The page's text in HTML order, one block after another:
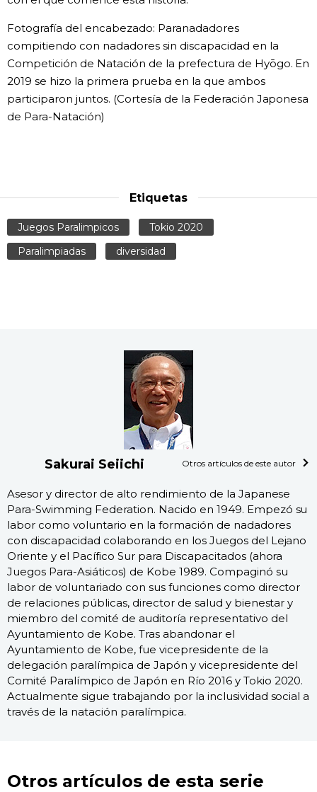
Fotografía del encabezado: Paranadadores
compitiendo con nadadores sin discapacidad en la
Competición de Natación de la prefectura de Hyōgo. En
2019 se hizo la primera prueba en la que ambos
participaron juntos. (Cortesía de la Federación Japonesa
de Para-Natación)
Etiquetas
Juegos Paralimpicos
Tokio 2020
Paralimpiadas
diversidad
Sakurai Seiichi Otros artículos de este autor
Asesor y director de alto rendimiento de la Japanese
Para-Swimming Federation. Nacido en 1949. Empezó su
labor como voluntario en la formación de nadadores
con discapacidad colaborando en los Juegos del Lejano
Oriente y el Pacífico Sur para Discapacitados (ahora
Juegos Para-Asiáticos) de Kobe 1989. Compaginó su
labor de voluntariado con sus funciones como director
de relaciones públicas, director de salud y bienestar y
miembro del comité de auditoría representativo del
Ayuntamiento de Kobe. Tras abandonar el
Ayuntamiento de Kobe, fue vicepresidente de la
delegación paralímpica de Japón y vicepresidente del
Comité Paralímpico de Japón en Río 2016 y Tokio 2020.
Actualmente sigue trabajando por la inclusividad social a
través de la natación paralímpica.
Otros artículos de esta serie